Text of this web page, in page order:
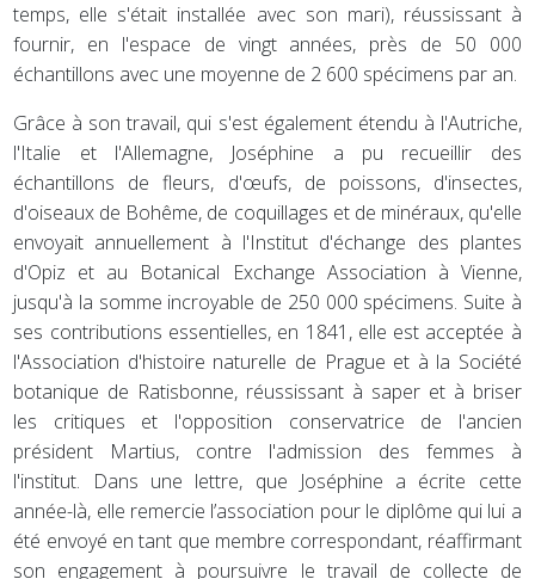
temps, elle s'était installée avec son mari), réussissant à
fournir, en l'espace de vingt années, près de 50 000
échantillons avec une moyenne de 2 600 spécimens par an.
Grâce à son travail, qui s'est également étendu à l'Autriche,
l'Italie et l'Allemagne, Joséphine a pu recueillir des
échantillons de fleurs, d'œufs, de poissons, d'insectes,
d'oiseaux de Bohême, de coquillages et de minéraux, qu'elle
envoyait annuellement à l'Institut d'échange des plantes
d'Opiz et au Botanical Exchange Association à Vienne,
jusqu'à la somme incroyable de 250 000 spécimens. Suite à
ses contributions essentielles, en 1841, elle est acceptée à
l'Association d'histoire naturelle de Prague et à la Société
botanique de Ratisbonne, réussissant à saper et à briser
les critiques et l'opposition conservatrice de l'ancien
président Martius, contre l'admission des femmes à
l'institut. Dans une lettre, que Joséphine a écrite cette
année-là, elle remercie l’association pour le diplôme qui lui a
été envoyé en tant que membre correspondant, réaffirmant
son engagement à poursuivre le travail de collecte de